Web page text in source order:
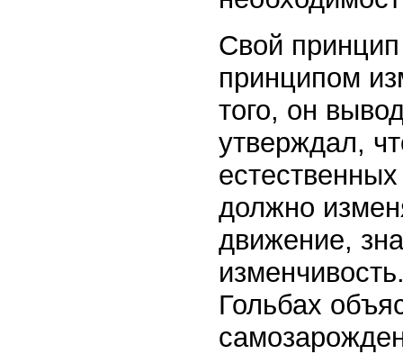
Свой
принципом
того, он
утверждал,
должно
движение,
Гольбах